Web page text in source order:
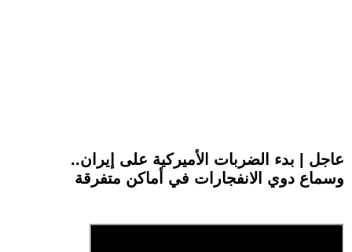
عاجل | بدء الضربات الأميركية على إيران..
وسماع دوي الانفجارات في أماكن متفرقة